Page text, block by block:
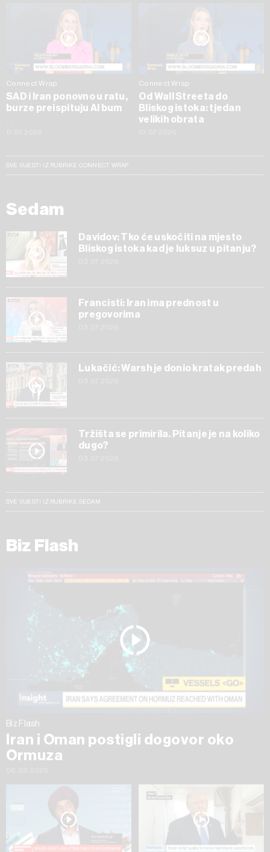
Connect Wrap
SAD i Iran ponovno u ratu,
burze preispituju AI bum
Connect Wrap
Od Wall Streeta do
Bliskog istoka: tjedan
velikih obrata
SVE VIJESTI IZ RUBRIKE CONNECT WRAP
Sedam
Davidov: Tko će uskočiti na mjesto
Bliskog istoka kad je luksuz u pitanju?
Francisti: Iran ima prednost u
pregovorima
Lukačić: Warsh je donio kratak predah
Tržišta se primirila. Pitanje je na koliko
dugo?
SVE VIJESTI IZ RUBRIKE SEDAM
Biz Flash
Biz Flash
Iran i Oman postigli dogovor oko
Ormuza